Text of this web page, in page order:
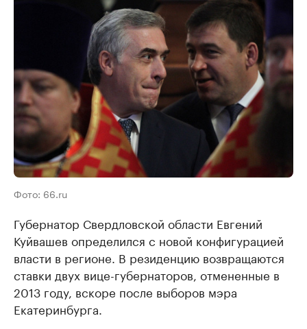
Фото: 66.ru
Губернатор Свердловской области Евгений
Куйвашев определился с новой конфигурацией
власти в регионе. В резиденцию возвращаются
ставки двух вице-губернаторов, отмененные в
2013 году, вскоре после выборов мэра
Екатеринбурга.